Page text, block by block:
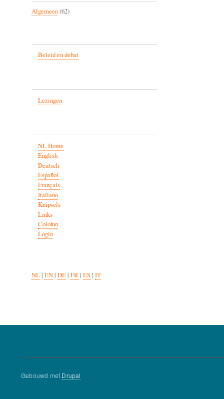
Algemeen(62)
Beleid en debat
Lezingen
NL Home
English
Deutsch
Español
Français
Italiano
Knipsels
Links
Colofon
Login
NL| EN| DE| FR| ES| IT
Gebouwd met Drupal